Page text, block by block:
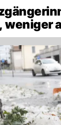
weniger